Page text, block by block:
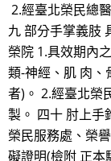
2.經臺北榮民總
九 部分手掌義肢
榮院 1.具效期內
類-神經、肌 肉、
者)。 2.經臺北榮
製。 四十 肘上手
榮民服務處、榮
礙證明(檢附 正本